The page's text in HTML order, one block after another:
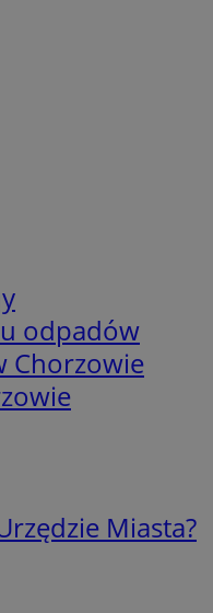
odpadów
Chorzowie
Miasta?